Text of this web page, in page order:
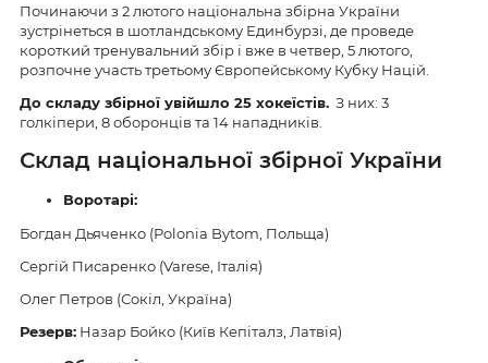
Починаючи з 2 лютого національна збірна України
зустрінеться в шотландському Единбурзі, де проведе
короткий тренувальний збір і вже в четвер, 5 лютого,
розпочне участь третьому Європейському Кубку Націй.
До складу збірної увійшло 25 хокеїстів. З них: 3
голкіпери, 8 оборонців та 14 нападників.
Склад національної збірної України
Воротарі:
Богдан Дьяченко (Polonia Bytom, Польща)
Сергій Писаренко (Varese, Італія)
Олег Петров (Сокіл, Україна)
Резерв: Назар Бойко (Київ Кепіталз, Латвія)